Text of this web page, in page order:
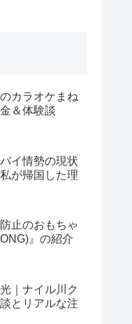
カラオケまね
＆体験談
バイ情勢の現状
が帰国した理
止のおもちゃ
』の紹介
｜ナイル川ク
とリアルな注